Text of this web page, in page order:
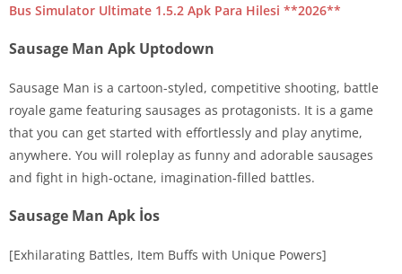
Bus Simulator Ultimate 1.5.2 Apk Para Hilesi **2026**
Sausage Man Apk Uptodown
Sausage Man is a cartoon-styled, competitive shooting, battle
royale game featuring sausages as protagonists. It is a game
that you can get started with effortlessly and play anytime,
anywhere. You will roleplay as funny and adorable sausages
and fight in high-octane, imagination-filled battles.
Sausage Man Apk İos
[Exhilarating Battles, Item Buffs with Unique Powers]